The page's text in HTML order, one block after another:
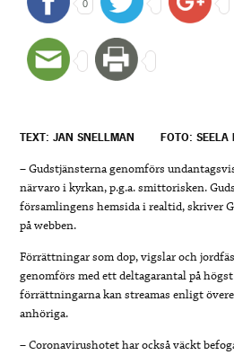
0
TEXT: JAN SNELLMAN FOTO: SEELA
– Gudstjänsterna genomförs
närvaro i kyrkan, p.g.a. smittorisken.
församlingens hemsida i realtid, skriver
på webben.
Förrättningar som dop, vigslar och
genomförs med ett deltagarantal på
förrättningarna kan streamas enligt
anhöriga.
– Coronavirushotet har också väckt